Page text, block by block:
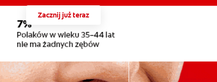
Zacznij już teraz